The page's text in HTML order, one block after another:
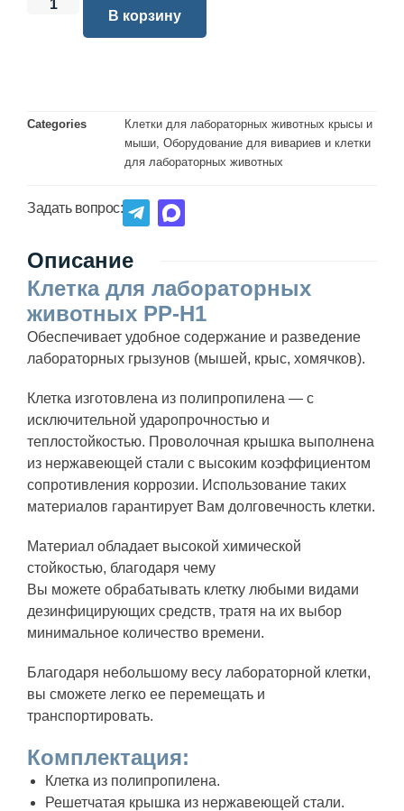
В корзину
Categories
Клетки для лабораторных животных крысы и
мыши, Оборудование для вивариев и клетки
для лабораторных животных
Задать вопрос:
Описание
Клетка для лабораторных
животных PP-H1
Обеспечивает удобное содержание и разведение
лабораторных грызунов (мышей, крыс, хомячков).
Клетка изготовлена из полипропилена — с
исключительной ударопрочностью и
теплостойкостью. Проволочная крышка выполнена
из нержавеющей стали с высоким коэффициентом
сопротивления коррозии. Использование таких
материалов гарантирует Вам долговечность клетки.
Материал обладает высокой химической
стойкостью, благодаря чему
Вы можете обрабатывать клетку любыми видами
дезинфицирующих средств, тратя на их выбор
минимальное количество времени.
Благодаря небольшому весу лабораторной клетки,
вы сможете легко ее перемещать и
транспортировать.
Комплектация:
Клетка из полипропилена.
Решетчатая крышка из нержавеющей стали.